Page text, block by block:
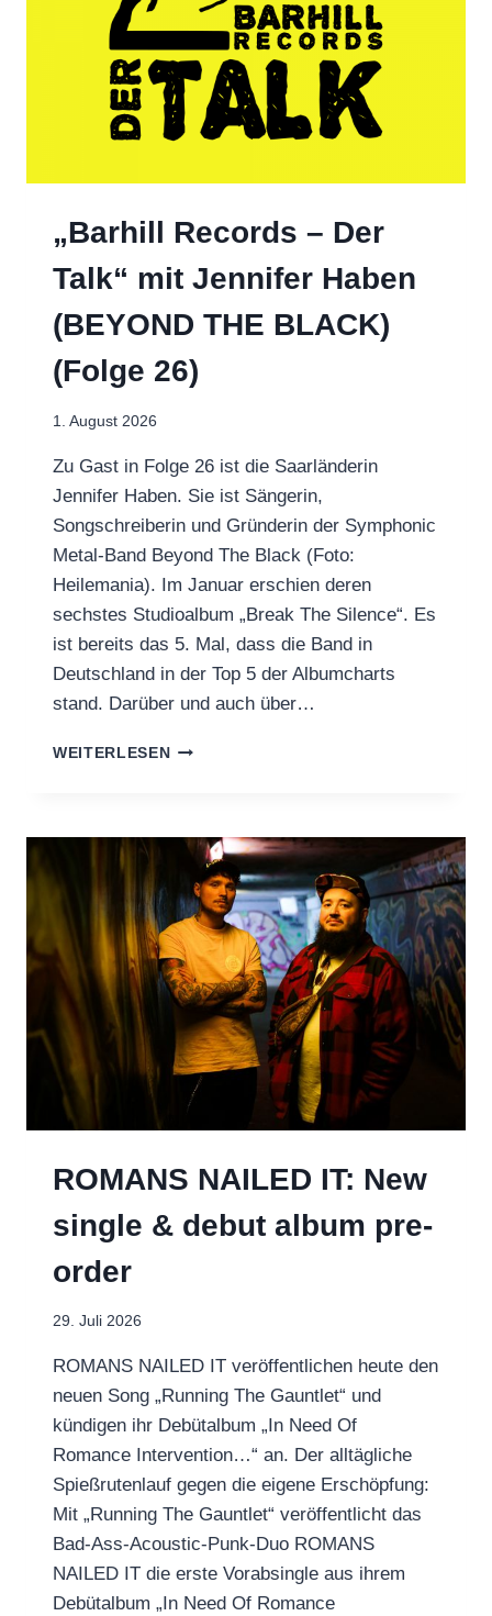
NOW
„Barhill Records – Der
Talk“ mit Jennifer Haben
(BEYOND THE BLACK)
(Folge 26)
1. August 2026
Zu Gast in Folge 26 ist die Saarländerin
Jennifer Haben. Sie ist Sängerin,
Songschreiberin und Gründerin der Symphonic
Metal-Band Beyond The Black (Foto:
Heilemania). Im Januar erschien deren
sechstes Studioalbum „Break The Silence“. Es
ist bereits das 5. Mal, dass die Band in
Deutschland in der Top 5 der Albumcharts
stand. Darüber und auch über…
WEITERLESEN„BARHILL
TALK“
JENNIFER
HABEN
(BEYOND
THE
BLACK)
(FOLGE
26)
ROMANS NAILED IT: New
single & debut album pre-
order
29. Juli 2026
ROMANS NAILED IT veröffentlichen heute den
neuen Song „Running The Gauntlet“ und
kündigen ihr Debütalbum „In Need Of
Romance Intervention…“ an. Der alltägliche
Spießrutenlauf gegen die eigene Erschöpfung:
Mit „Running The Gauntlet“ veröffentlicht das
Bad-Ass-Acoustic-Punk-Duo ROMANS
NAILED IT die erste Vorabsingle aus ihrem
Debütalbum „In Need Of Romance